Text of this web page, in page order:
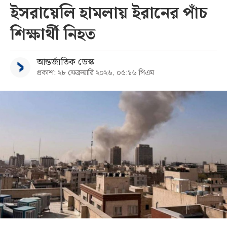
সর্বশেষ
বিভাগ
কনভার্টার
ইসরায়েলি হামলায় ইরানের পাঁচ
শিক্ষার্থী নিহত
আন্তর্জাতিক ডেস্ক
প্রকাশ: ২৮ ফেব্রুয়ারি ২০২৬, ০৫:১৬ পিএম